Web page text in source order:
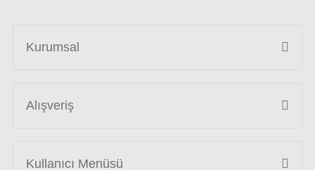
Kurumsal
Alışveriş
Kullanıcı Menüsü